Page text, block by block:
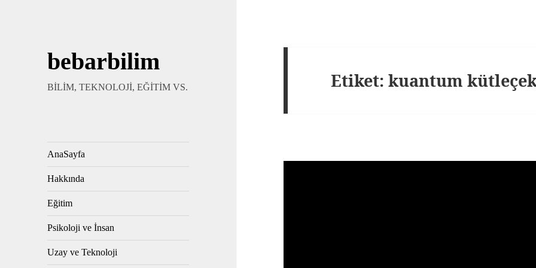
bebarbilim
BİLİM, TEKNOLOJİ, EĞİTİM VS.
AnaSayfa
Hakkında
Eğitim
Psikoloji ve İnsan
Uzay ve Teknoloji
Etiket:kuantum